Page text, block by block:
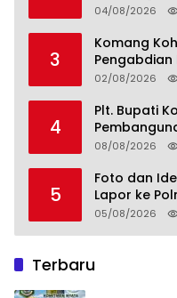
Perkebunan
Menuju
04/08/2026
3
Komang
Kesehatan
02/08/2026
4
Plt. Bupati
pada SDM,
08/08/2026
5
Foto dan
Lapor ke
05/08/2026
Terbaru